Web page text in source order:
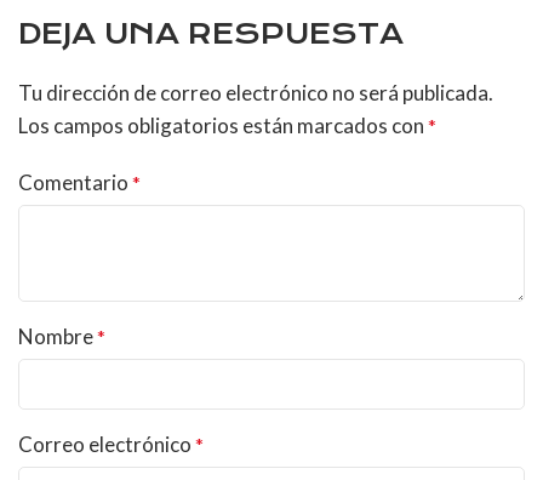
DEJA UNA RESPUESTA
Tu dirección de correo electrónico no será publicada.
Los campos obligatorios están marcados con *
Comentario *
Nombre*
Correo electrónico *